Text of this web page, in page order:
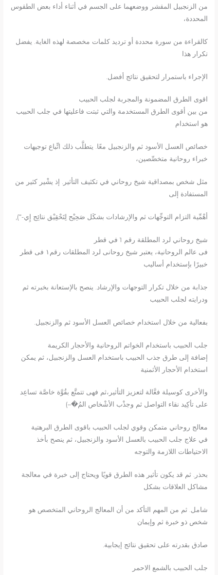
من الزنجبيل المقشر ووضعهما على الجسم في أثناء أداء بعض الطقوس
المحددة،
كالقراءة من سورة محددة أو ترديد كلمات مخصصة لهذه الغاية. يفضل
تكرار هذا
الإجراء باستمرار لتحقيق نتائج أفضل.
اقوى الطرق المضمونة والمجربة لجلب الحبيب
من بين أقوى الطرق المستخدمة والتي ثبتت فاعليتها في جلب الحبيب
هو استخدام
خصائص العسل الأسود ثم والزنجبيل معًا. يتطلَّب ذلك اتِّباع توجيهات
خبراء روحانية متخصِّصين،
مثل شخص بمصداقية شيخ روحاني في تكثيف التأثير. إذ يشْير كثير من
المستفادة إلى
أهْمِّية التزام التوجِّهات ثم والإرشادات بشكَل صَحِيْح لِتَحْقِيْق نتائِج إِي-“),
شيخ روحاني لرد المطلقة رقم 1 في قطر
فى عالم الروحانية، يعتبر شيخ روحانى لرد المطلقات رقم١ فى قطر
خبيرًا بإستخدام أساليب
جذابة من خلال تكرار التوجهات واﻹرشاد. ينصح باﻹستعانة بخبرته ثم
ودرايته لجلب الحبيب
بفعالية من خلال استخدام خصائص العسل الأسود ثم والزنجبيل.
جلب الحبيب باستخدام الخواتم الروحانية والأحجار الكريمة
إضافة إلى طرق جذب الحبيب باستخدام العسل والزنجبيل، ثم يمكن
استخدام اﻷحجار اﻷثمنية
واﻷخرى كوسيلة فعَّالة لتعزيز التأثير،ثم فهى تتمتَّع بقُوَّة خاصَّة تساعِد
على تأكِيد نقاء التواصل ثم وجذْب اﻷشْخاص المُ�–)
معالج روحاني متمكن وقوي لجلب الحبيب باقوى الطرق البرهتية
في علاج جلب الحبيب بالعسل الأسود والزنجبيل، ثم ينصح بأخذ
الاحتياطات اللازمة والتوجه
بحذر. ثم قد يكون تأثير هذه الطرق قويًا ويحتاج إلى خبرة في معالجة
مشاكل العلاقات بشكل
شامل. ثم من المهم التأكد من أن المعالج الروحاني المتخصص هو
شخص ذو خبرة ثم وإيمان
صادق بقدرته على تحقيق نتائج إيجابية.
جلب الحبيب بالشمع الاحمر